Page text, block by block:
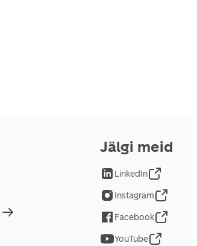
Jälgi meid
LinkedIn
Instagram
Facebook
YouTube